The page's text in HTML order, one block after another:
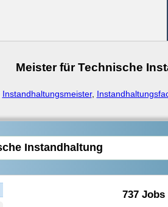
Meister für Technische
Instandhaltungsmeister,
737